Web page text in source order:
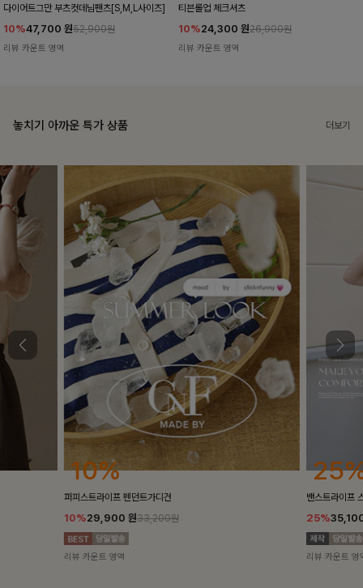
다이어트그만 부츠컷데님팬츠[S,M,L사이즈]
10%47,700 원52,900원
리뷰 카운트 영역
티븐롤업 체크셔츠
10%24,300 원26,900원
리뷰 카운트 영역
놓치기 아까운 특가 상품 더보기
25%
밴스트라이프 스트링원피스
25%35,100 원46,800원
리뷰 카운트 영역
10%
[5천장돌파/
10%
리뷰 카운트 영